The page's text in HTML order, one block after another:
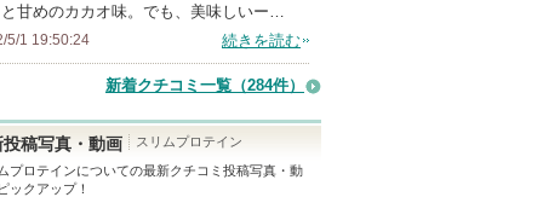
ー
お
に
甘めのカカオ味。でも、美味しいー…
5/1 19:50:24 続きを読む
新着クチコミ一覧 （284件）
投稿写真・動画
スリムプロテイン
プロテインについての最新クチコミ投稿写真・動
ックアップ！